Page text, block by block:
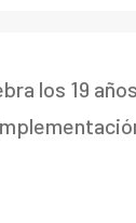
los 19